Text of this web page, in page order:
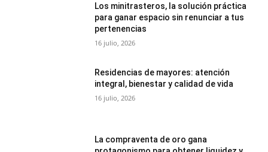
Los minitrasteros, la solución práctica
para ganar espacio sin renunciar a tus
pertenencias
16 julio, 2026
Residencias de mayores: atención
integral, bienestar y calidad de vida
16 julio, 2026
La compraventa de oro gana